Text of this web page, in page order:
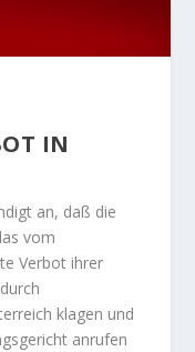
IN
an, daß die
vom
Verbot ihrer
klagen und
anrufen